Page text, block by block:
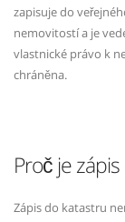
zapisuje do
nemovitostí a je
vlastnické právo k
chráněna.
Proč je
Zápis do katastru